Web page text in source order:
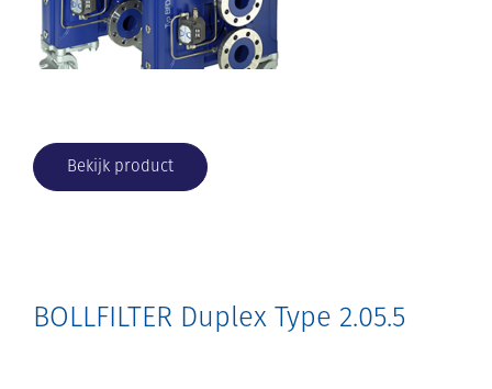
Bekijk product
BOLLFILTER Duplex Type 2.05.5